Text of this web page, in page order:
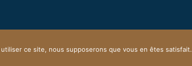
ce site, nous supposerons que vous en êtes satisfait.